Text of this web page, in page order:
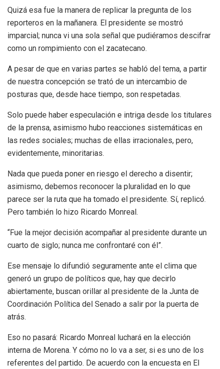
Quizá esa fue la manera de replicar la pregunta de los
reporteros en la mañanera. El presidente se mostró
imparcial; nunca vi una sola señal que pudiéramos descifrar
como un rompimiento con el zacatecano.
A pesar de que en varias partes se habló del tema, a partir
de nuestra concepción se trató de un intercambio de
posturas que, desde hace tiempo, son respetadas.
Solo puede haber especulación e intriga desde los titulares
de la prensa, asimismo hubo reacciones sistemáticas en
las redes sociales; muchas de ellas irracionales, pero,
evidentemente, minoritarias.
Nada que pueda poner en riesgo el derecho a disentir;
asimismo, debemos reconocer la pluralidad en lo que
parece ser la ruta que ha tomado el presidente. Sí, replicó.
Pero también lo hizo Ricardo Monreal.
“Fue la mejor decisión acompañar al presidente durante un
cuarto de siglo; nunca me confrontaré con él”.
Ese mensaje lo difundió seguramente ante el clima que
generó un grupo de políticos que, hay que decirlo
abiertamente, buscan orillar al presidente de la Junta de
Coordinación Política del Senado a salir por la puerta de
atrás.
Eso no pasará: Ricardo Monreal luchará en la elección
interna de Morena. Y cómo no lo va a ser, si es uno de los
referentes del partido. De acuerdo con la encuesta en El